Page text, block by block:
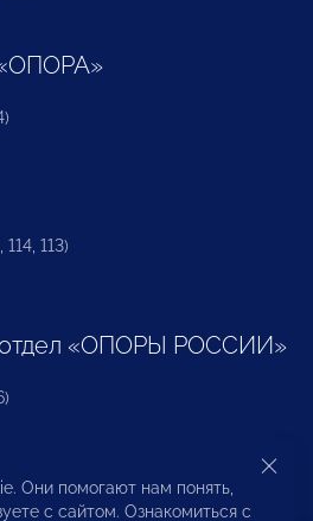
113)
«ОПОРЫ РОССИИ»
предпринимателей и
Они помогают нам понять,
с сайтом. Ознакомиться с